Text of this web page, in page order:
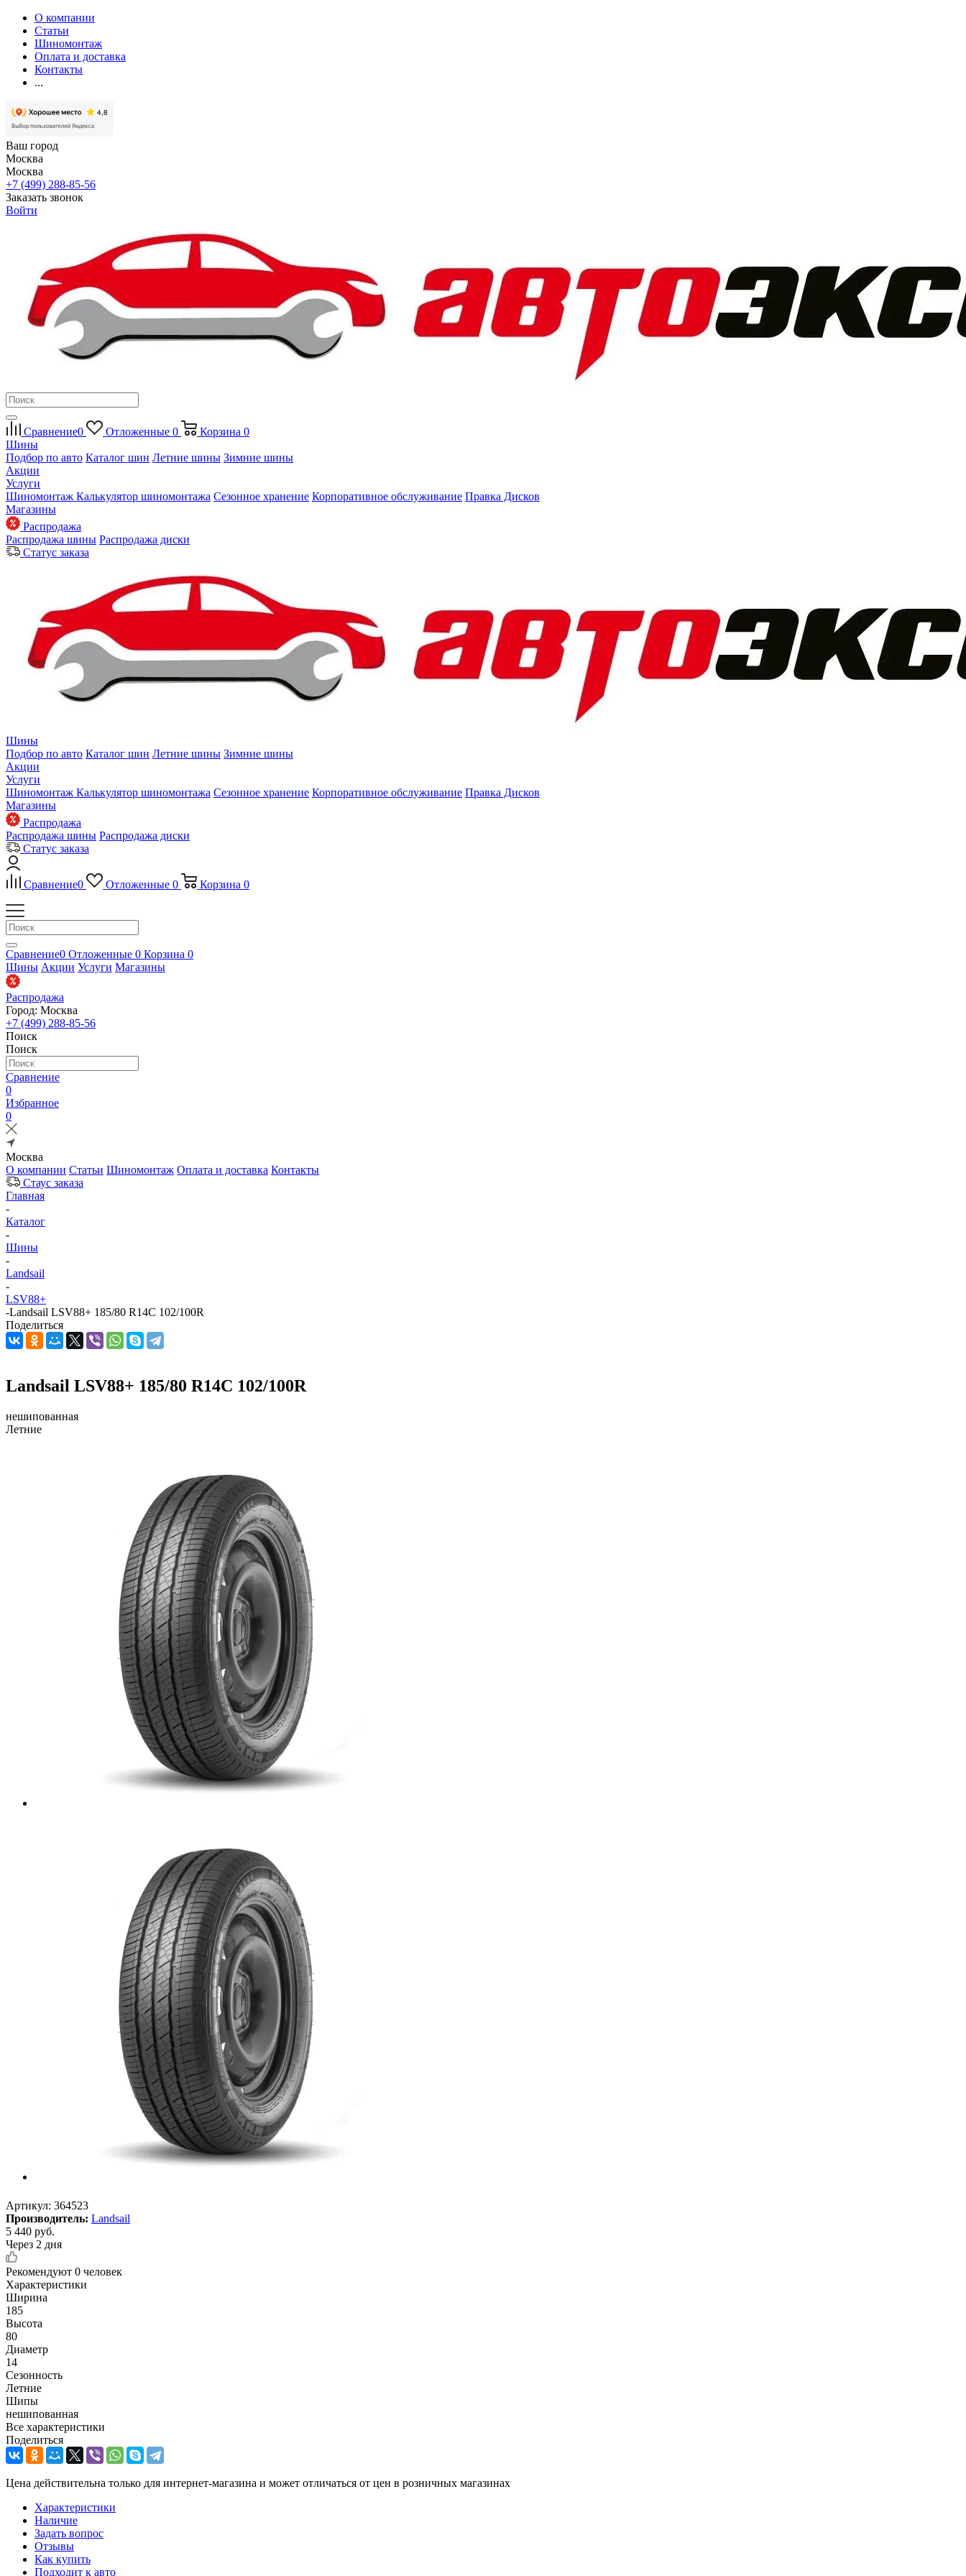
О компании
Статьи
Шиномонтаж
Оплата и доставка
Контакты
...
Ваш город
Москва
Москва
+7 (499) 288-85-56
Заказать звонок
Войти
Сравнение0 Отложенные 0 Корзина 0
Шины
Подбор по авто Каталог шин Летние шины Зимние шины
Акции
Услуги
Шиномонтаж Калькулятор шиномонтажа Сезонное хранение Корпоративное обслуживание Правка Дисков
Магазины
Распродажа
Распродажа шины Распродажа диски
Статус заказа
Шины
Подбор по авто Каталог шин Летние шины Зимние шины
Акции
Услуги
Шиномонтаж Калькулятор шиномонтажа Сезонное хранение Корпоративное обслуживание Правка Дисков
Магазины
Распродажа
Распродажа шины Распродажа диски
Статус заказа
Сравнение0 Отложенные 0 Корзина 0
Сравнение0 Отложенные 0 Корзина 0
Шины Акции Услуги Магазины
Распродажа
Город: Москва
+7 (499) 288-85-56
Поиск
Поиск
Сравнение
0
Избранное
0
Москва
О компании Статьи Шиномонтаж Оплата и доставка Контакты
Стаус заказа
Главная
-
Каталог
-
Шины
-
Landsail
-
LSV88+
-Landsail LSV88+ 185/80 R14C 102/100R
Поделиться
Landsail LSV88+ 185/80 R14C 102/100R
нешипованная
Летние
Артикул: 364523
Производитель: Landsail
5 440 руб.
Через 2 дня
Рекомендуют 0 человек
Характеристики
Ширина
185
Высота
80
Диаметр
14
Сезонность
Летние
Шипы
нешипованная
Все характеристики
Поделиться
Цена действительна только для интернет-магазина и может отличаться от цен в розничных магазинах
Характеристики
Наличие
Задать вопрос
Отзывы
Как купить
Подходит к авто